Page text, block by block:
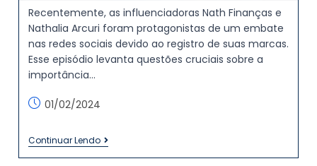
Recentemente, as influenciadoras Nath Finanças e
Nathalia Arcuri foram protagonistas de um embate
nas redes sociais devido ao registro de suas marcas.
Esse episódio levanta questões cruciais sobre a
importância…
01/02/2024
Continuar Lendo